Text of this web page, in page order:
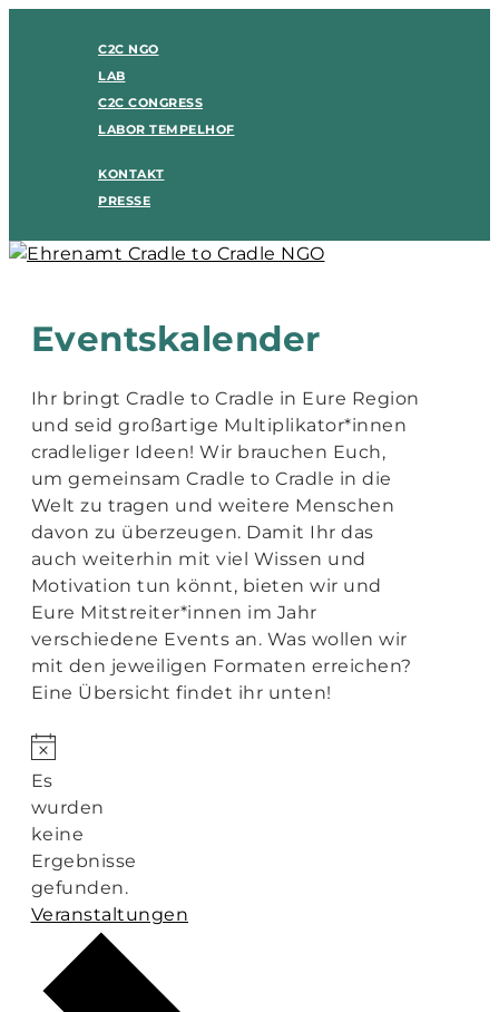
C2C NGO
LAB
C2C CONGRESS
LABOR TEMPELHOF
KONTAKT
PRESSE
Eventskalender
Ihr bringt Cradle to Cradle in Eure Region
und seid großartige Multiplikator*innen
cradleliger Ideen! Wir brauchen Euch,
um gemeinsam Cradle to Cradle in die
Welt zu tragen und weitere Menschen
davon zu überzeugen. Damit Ihr das
auch weiterhin mit viel Wissen und
Motivation tun könnt, bieten wir und
Eure Mitstreiter*innen im Jahr
verschiedene Events an. Was wollen wir
mit den jeweiligen Formaten erreichen?
Eine Übersicht findet ihr unten!
Hinweis
Es
wurden
keine
Ergebnisse
gefunden.
Veranstaltungen